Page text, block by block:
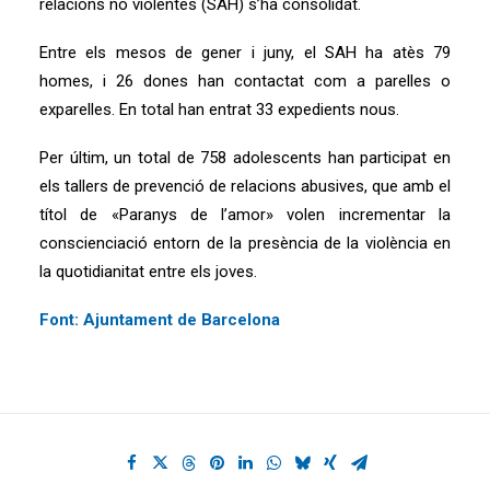
relacions no violentes (SAH) s’ha consolidat.
Entre els mesos de gener i juny, el SAH ha atès 79
homes, i 26 dones han contactat com a parelles o
exparelles. En total han entrat 33 expedients nous.
Per últim, un total de 758 adolescents han participat en
els tallers de prevenció de relacions abusives, que amb el
títol de «Paranys de l’amor» volen incrementar la
conscienciació entorn de la presència de la violència en
la quotidianitat entre els joves.
Font: Ajuntament de Barcelona